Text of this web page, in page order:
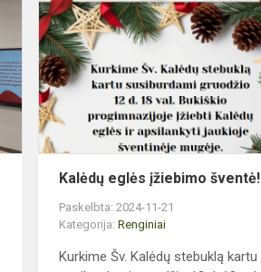
tarybos
susitikimas
su
Lietuvos
moksleivių
sąjungos...
Kalėdų eglės įžiebimo šventė!
Paskelbta: 2024-11-21
Kategorija:Renginiai
Kurkime Šv. Kalėdų stebuklą kartu